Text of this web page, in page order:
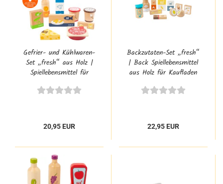
Gefrier- und Kühlwaren-
Set „fresh“ aus Holz |
Spiellebensmittel für
20,95 EUR
Backzutaten-Set „fresh“
| Back Spiellebensmittel
aus Holz für Kaufladen
22,95 EUR